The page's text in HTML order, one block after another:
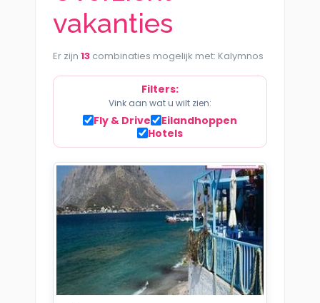
vakanties
Er zijn 13combinaties mogelijk met: Kalymnos
Filters:
Vink aan wat u wilt zien:
Fly & Drive
Eilandhoppen
Hotels